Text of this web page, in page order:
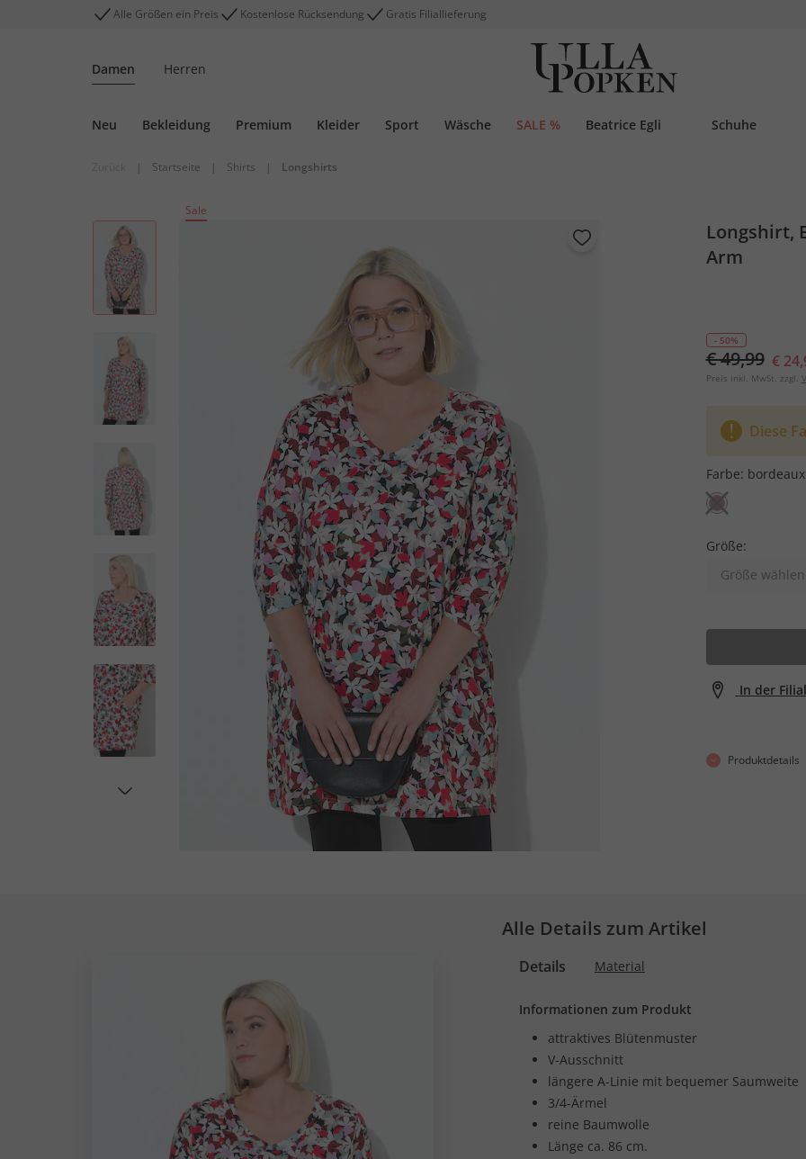
Alle Größen ein Preis Kostenlose Rücksendung Gratis Filiallieferung
Damen Herren
Neu Bekleidung Premium Kleider Sport Wäsche SALE % Beatrice Egli Schuhe
| Startseite | Shirts | Longshirts
Sale
Longshirt,
Arm
- 50%
€ 49,99 €
Preis inkl. MwSt. zzgl.
Diese
Farbe: bordeaux
Größe:
Größe wählen
In der
Produktdetails
Alle Details zum Artikel
Details Material
Informationen zum Produkt
attraktives Blütenmuster
V-Ausschnitt
längere A-Linie mit bequemer Saumweite
3/4-Ärmel
reine Baumwolle
Länge ca. 86 cm.